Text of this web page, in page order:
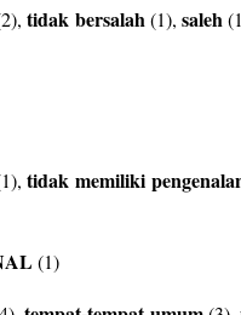
tidak bersalah(1), saleh
tidak memiliki
(1)